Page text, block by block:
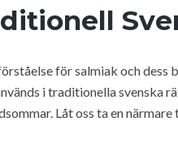
för salmiak och
i traditionella svenska
Låt oss ta en